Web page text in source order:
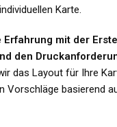
Karte.
Erfahrung mit der
den
das Layout für Ihre
Vorschläge basierend